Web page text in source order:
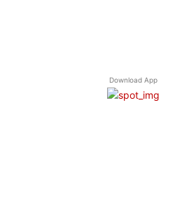
Download App